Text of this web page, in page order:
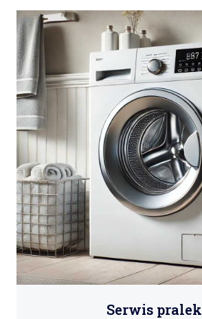
Serwis pralek